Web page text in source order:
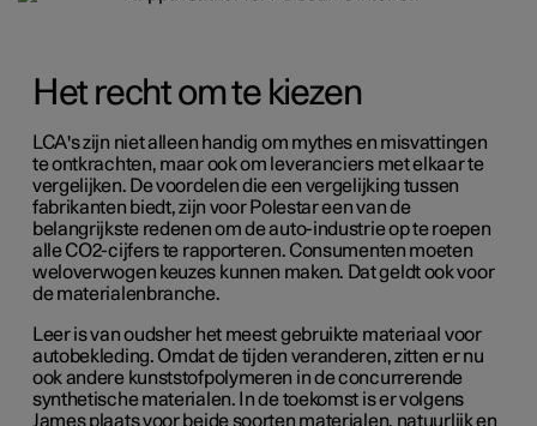
Het recht om te kiezen
LCA's zijn niet alleen handig om mythes en misvattingen
te ontkrachten, maar ook om leveranciers met elkaar te
vergelijken. De voordelen die een vergelijking tussen
fabrikanten biedt, zijn voor Polestar een van de
belangrijkste redenen om de auto-industrie op te roepen
alle CO2-cijfers te rapporteren. Consumenten moeten
weloverwogen keuzes kunnen maken. Dat geldt ook voor
de materialenbranche.
Leer is van oudsher het meest gebruikte materiaal voor
autobekleding. Omdat de tijden veranderen, zitten er nu
ook andere kunststofpolymeren in de concurrerende
synthetische materialen. In de toekomst is er volgens
James plaats voor beide soorten materialen, natuurlijk en